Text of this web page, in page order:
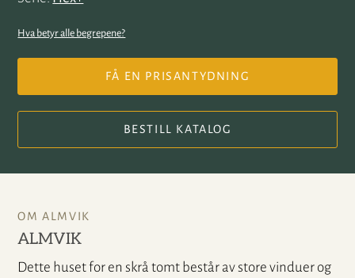
OM ALMVIK
ALMVIK
Dette huset for en skrå tomt består av store vinduer og
Hva betyr alle begrepene?
FÅ EN PRISANTYDNING
BESTILL KATALOG